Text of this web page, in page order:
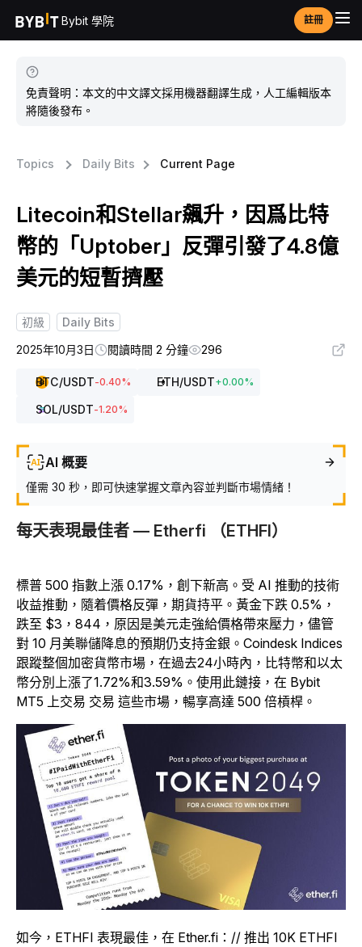
Bybit 學院 註冊
免責聲明：本文的中文譯文採用機器翻譯生成，人工編輯版本
將隨後發布。
Topics Daily Bits Current Page
Litecoin和Stellar飆升，因爲比特
幣的「Uptober」反彈引發了4.8億
美元的短暫擠壓
初級
Daily Bits
2025年10月3日
閱讀時間 2 分鐘 296
BTC/USDT-0.40% ETH/USDT+0.00%
SOL/USDT-1.20%
AI 概要
僅需 30 秒，即可快速掌握文章內容並判斷市場情緒！
每天表現最佳者 — Etherfi （ETHFI）
標普 500 指數上漲 0.17%，創下新高。受 AI 推動的技術
收益推動，隨着價格反彈，期貨持平。黃金下跌 0.5%，
跌至 $3，844，原因是美元走強給價格帶來壓力，儘管
對 10 月美聯儲降息的預期仍支持金銀。Coindesk Indices
跟蹤整個加密貨幣市場，在過去24小時內，比特幣和以太
幣分別上漲了1.72%和3.59%。使用此鏈接，在 Bybit
MT5 上交易 交易 這些市場，暢享高達 500 倍槓桿。
如今，ETHFI 表現最佳，在 Ether.fi：// 推出 10K ETHFI